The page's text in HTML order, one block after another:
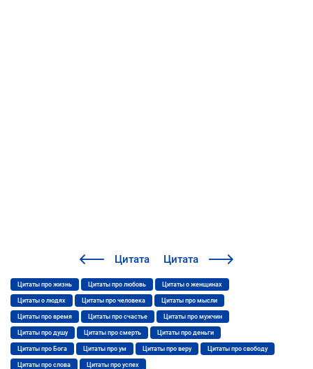
Цитата Цитата
Цитаты про жизнь Цитаты про любовь Цитаты о женщинах
Цитаты о людях Цитаты про человека Цитаты про мысли
Цитаты про время Цитаты про счастье Цитаты про мужчин
Цитаты про душу Цитаты про смерть Цитаты про деньги
Цитаты про Бога Цитаты про ум Цитаты про веру Цитаты про свободу
Цитаты про слова Цитаты про успех